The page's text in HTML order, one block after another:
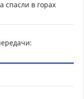
спасли в горах